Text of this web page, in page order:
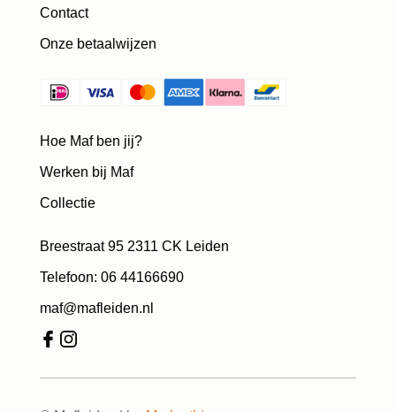
Contact
Onze betaalwijzen
Hoe Maf ben jij?
Werken bij Maf
Collectie
Breestraat 95 2311 CK Leiden
Telefoon: 06 44166690
maf@mafleiden.nl